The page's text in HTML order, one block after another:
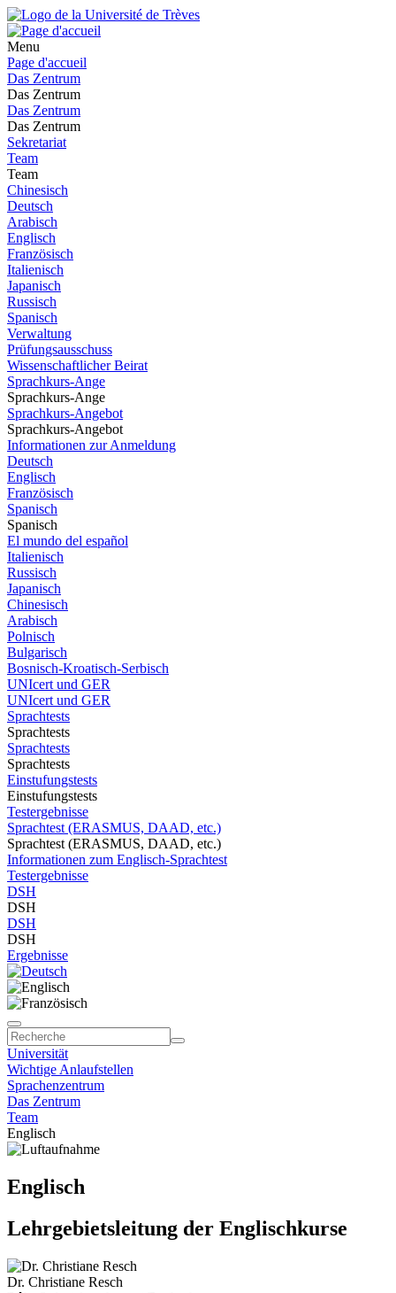
Menu
Page d'accueil
Das Zentrum
Das Zentrum
Das Zentrum
Das Zentrum
Sekretariat
Team
Team
Chinesisch
Deutsch
Arabisch
Englisch
Französisch
Italienisch
Japanisch
Russisch
Spanisch
Verwaltung
Prüfungsausschuss
Wissenschaftlicher Beirat
Sprachkurs-Ange
Sprachkurs-Ange
Sprachkurs-Angebot
Sprachkurs-Angebot
Informationen zur Anmeldung
Deutsch
Englisch
Französisch
Spanisch
Spanisch
El mundo del español
Italienisch
Russisch
Japanisch
Chinesisch
Arabisch
Polnisch
Bulgarisch
Bosnisch-Kroatisch-Serbisch
UNIcert und GER
UNIcert und GER
Sprachtests
Sprachtests
Sprachtests
Sprachtests
Einstufungstests
Einstufungstests
Testergebnisse
Sprachtest (ERASMUS, DAAD, etc.)
Sprachtest (ERASMUS, DAAD, etc.)
Informationen zum Englisch-Sprachtest
Testergebnisse
DSH
DSH
DSH
DSH
Ergebnisse
Universität
Wichtige Anlaufstellen
Sprachenzentrum
Das Zentrum
Team
Englisch
Englisch
Lehrgebietsleitung der Englischkurse
Dr. Christiane Resch